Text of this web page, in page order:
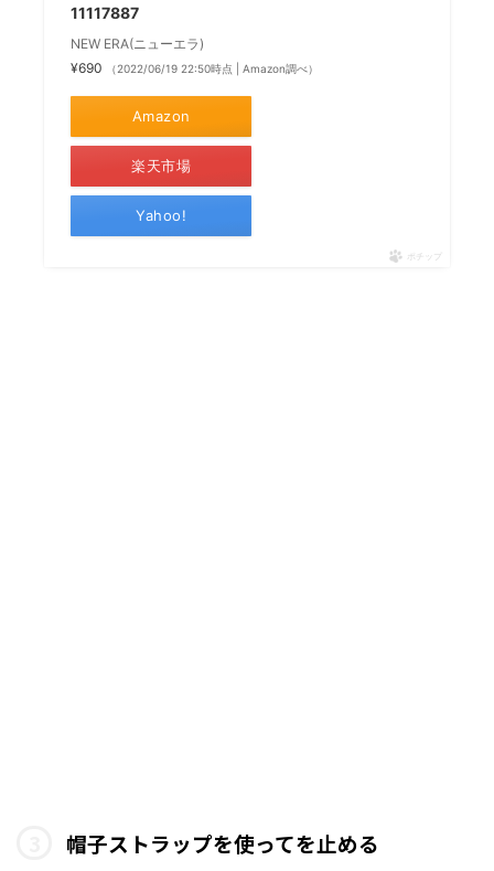
11117887
NEW ERA(ニューエラ)
¥690
（2022/06/19 22:50時点 | Amazon調べ）
Amazon
楽天市場
Yahoo!
ポチップ
帽子ストラップを使ってを止める